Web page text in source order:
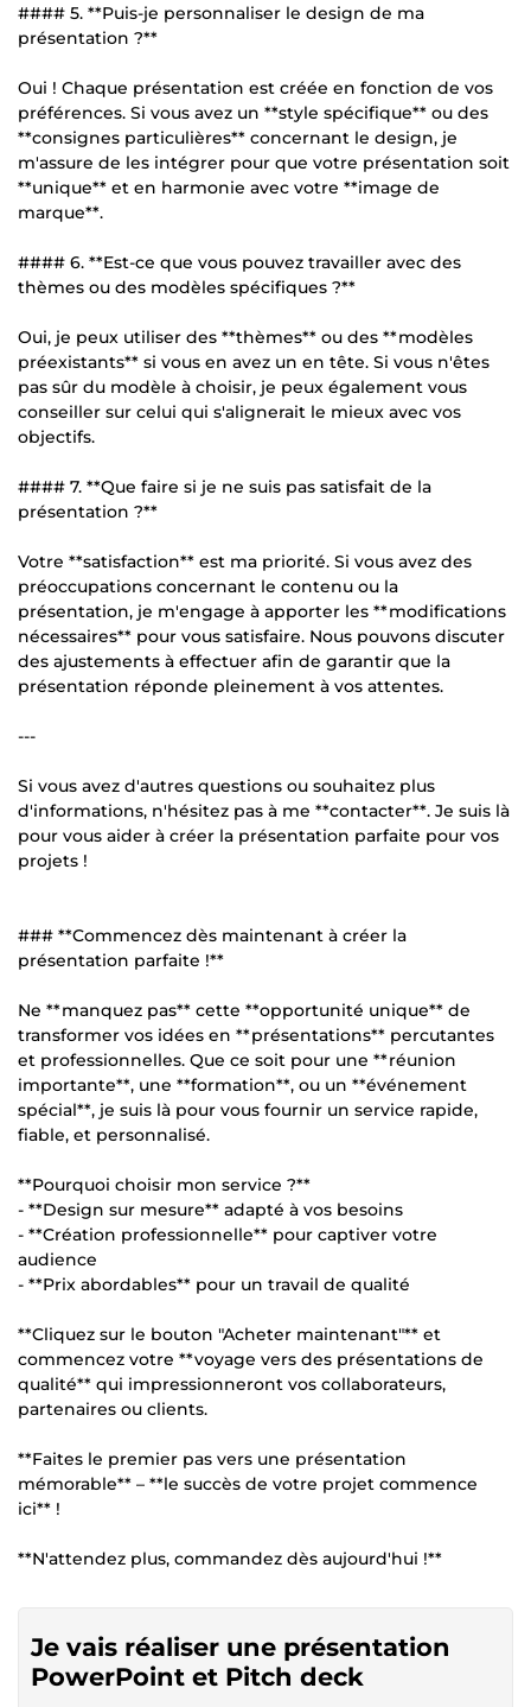
#### 5. **Puis-je personnaliser le design de ma
présentation ?**
Oui ! Chaque présentation est créée en fonction de vos
préférences. Si vous avez un **style spécifique** ou des
**consignes particulières** concernant le design, je
m'assure de les intégrer pour que votre présentation soit
**unique** et en harmonie avec votre **image de
marque**.
#### 6. **Est-ce que vous pouvez travailler avec des
thèmes ou des modèles spécifiques ?**
Oui, je peux utiliser des **thèmes** ou des **modèles
préexistants** si vous en avez un en tête. Si vous n'êtes
pas sûr du modèle à choisir, je peux également vous
conseiller sur celui qui s'alignerait le mieux avec vos
objectifs.
#### 7. **Que faire si je ne suis pas satisfait de la
présentation ?**
Votre **satisfaction** est ma priorité. Si vous avez des
préoccupations concernant le contenu ou la
présentation, je m'engage à apporter les **modifications
nécessaires** pour vous satisfaire. Nous pouvons discuter
des ajustements à effectuer afin de garantir que la
présentation réponde pleinement à vos attentes.
---
Si vous avez d'autres questions ou souhaitez plus
d'informations, n'hésitez pas à me **contacter**. Je suis là
pour vous aider à créer la présentation parfaite pour vos
projets !
### **Commencez dès maintenant à créer la
présentation parfaite !**
Ne **manquez pas** cette **opportunité unique** de
transformer vos idées en **présentations** percutantes
et professionnelles. Que ce soit pour une **réunion
importante**, une **formation**, ou un **événement
spécial**, je suis là pour vous fournir un service rapide,
fiable, et personnalisé.
**Pourquoi choisir mon service ?**
- **Design sur mesure** adapté à vos besoins
- **Création professionnelle** pour captiver votre
audience
- **Prix abordables** pour un travail de qualité
**Cliquez sur le bouton "Acheter maintenant"** et
commencez votre **voyage vers des présentations de
qualité** qui impressionneront vos collaborateurs,
partenaires ou clients.
**Faites le premier pas vers une présentation
mémorable** – **le succès de votre projet commence
ici** !
**N'attendez plus, commandez dès aujourd'hui !**
Je vais réaliser une présentation
PowerPoint et Pitch deck